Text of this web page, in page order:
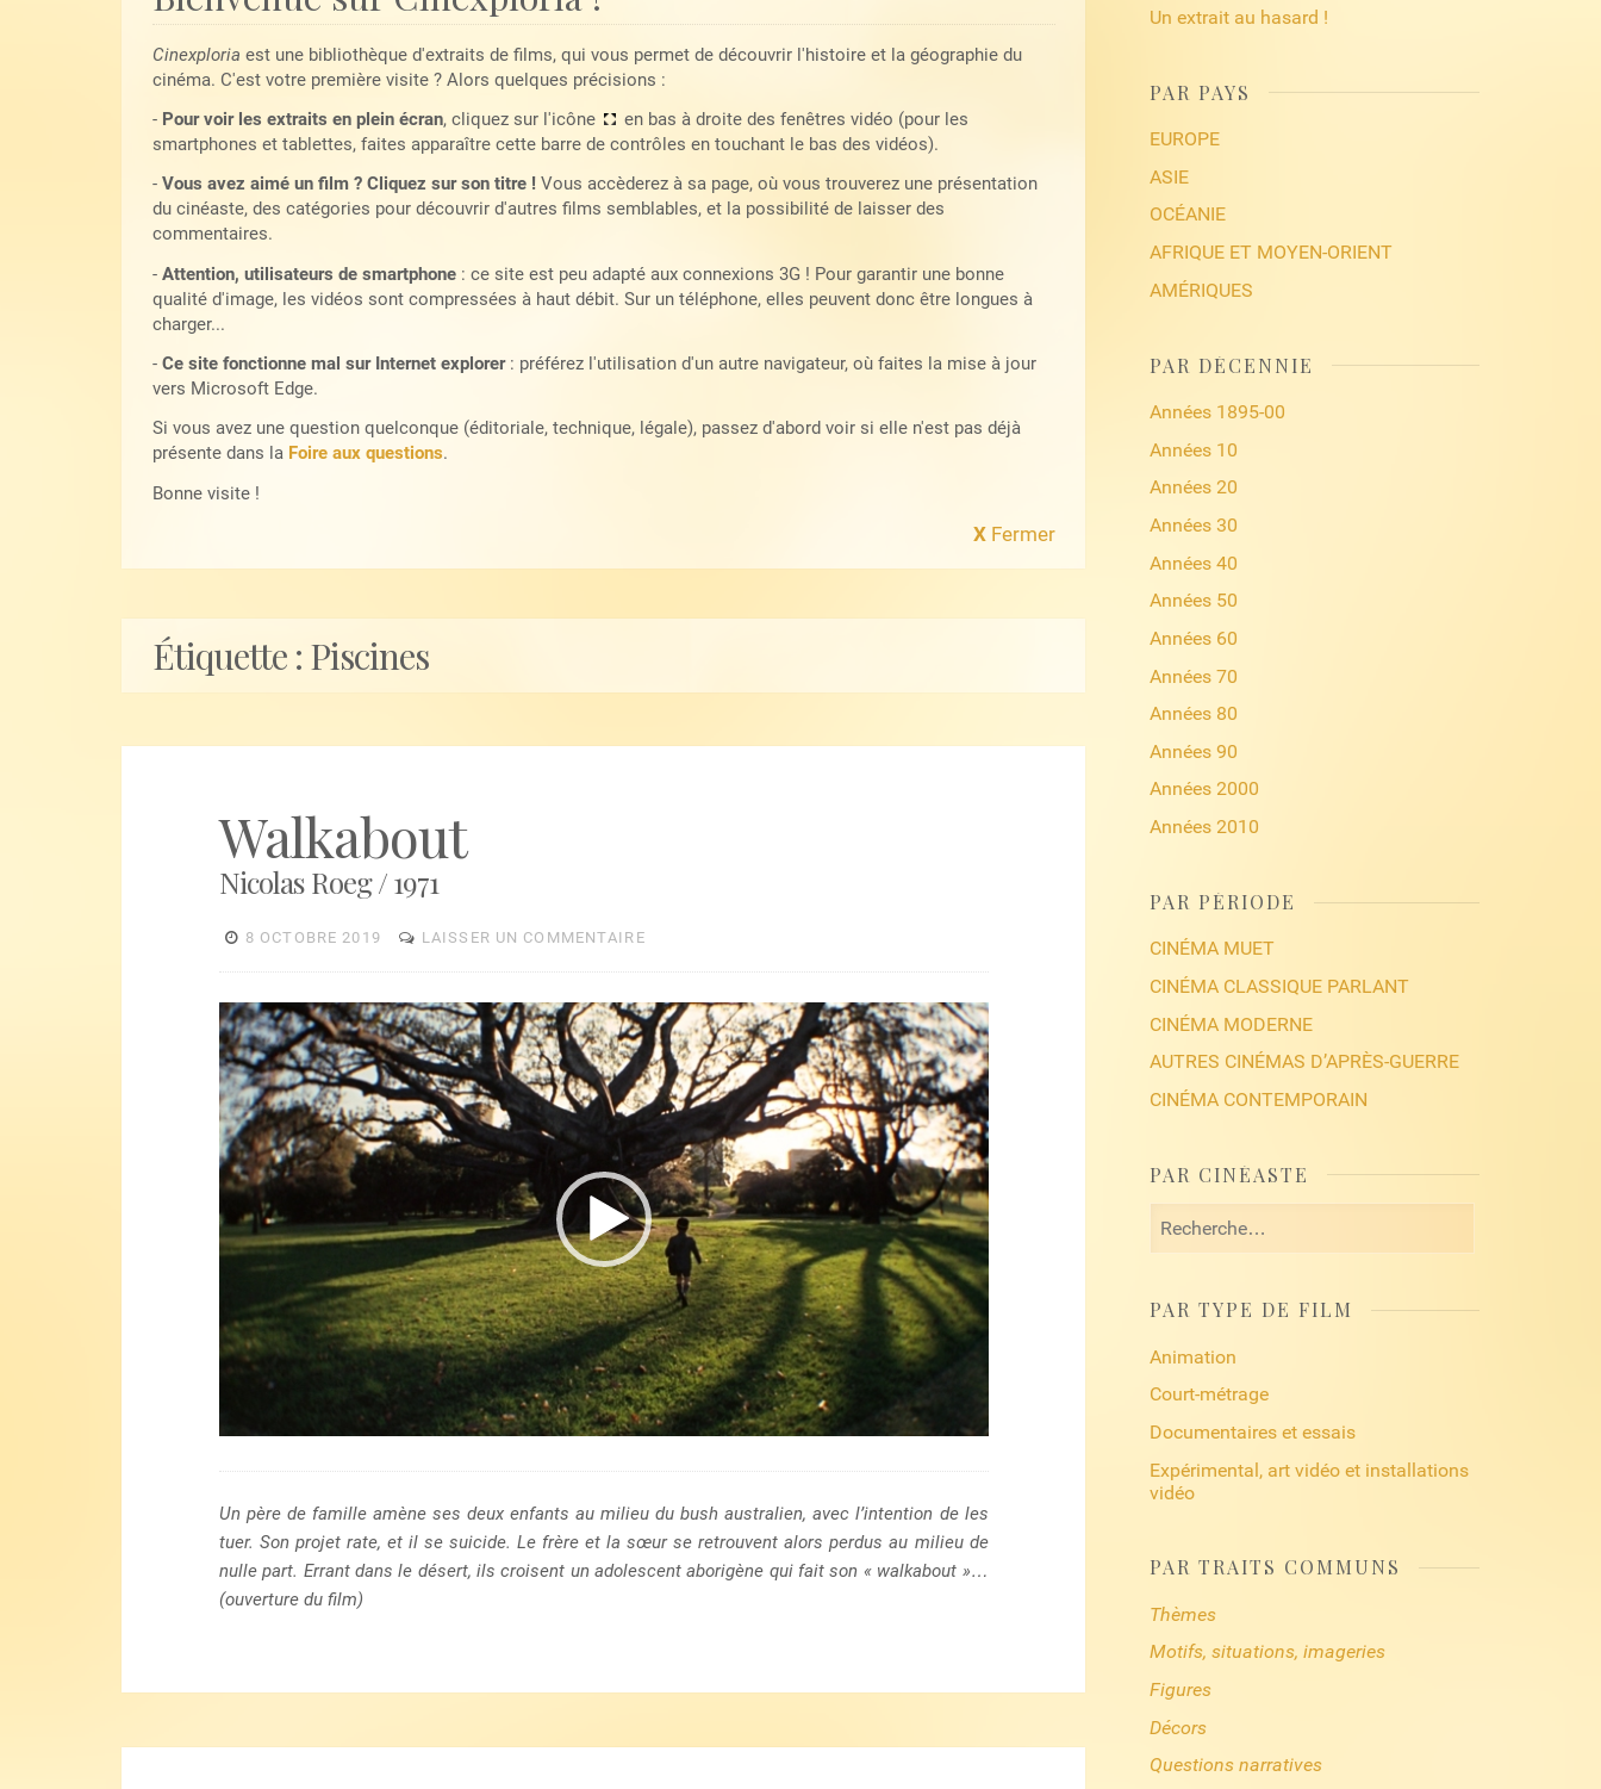
Cinexploria est une bibliothèque d'extraits de films, qui vous permet de découvrir l'histoire et la géographie du
cinéma. C'est votre première visite ? Alors quelques précisions :
- Pour voir les extraits en plein écran, cliquez sur l'icône
en bas à droite des fenêtres vidéo (pour les
smartphones et tablettes, faites apparaître cette barre de contrôles en touchant le bas des vidéos).
- Vous avez aimé un film ? Cliquez sur son titre !Vous accèderez à sa page, où vous trouverez une présentation
du cinéaste, des catégories pour découvrir d'autres films semblables, et la possibilité de laisser des
commentaires.
- Attention, utilisateurs de smartphone : ce site est peu adapté aux connexions 3G ! Pour garantir une bonne
qualité d'image, les vidéos sont compressées à haut débit. Sur un téléphone, elles peuvent donc être longues à
charger...
- Ce site fonctionne mal sur Internet explorer: préférez l'utilisation d'un autre navigateur, où faites la mise à jour
vers Microsoft Edge.
Si vous avez une question quelconque (éditoriale, technique, légale), passez d'abord voir si elle n'est pas déjà
présente dans la Foire aux questions.
Bonne visite !
XFermer
Étiquette : Piscines
Walkabout
Nicolas Roeg / 1971
8 OCTOBRE 2019 LAISSER UN COMMENTAIRE
Lecteur
vidéo
Un père de famille amène ses deux enfants au milieu du bush australien, avec l’intention de les
tuer. Son projet rate, et il se suicide. Le frère et la sœur se retrouvent alors perdus au milieu de
nulle part. Errant dans le désert, ils croisent un adolescent aborigène qui fait son « walkabout »…
(ouverture du film)
Un extrait au hasard !
PAR PAYS
EUROPE
ASIE
OCÉANIE
AFRIQUE ET MOYEN-ORIENT
AMÉRIQUES
PAR DÉCENNIE
Années 1895-00
Années 10
Années 20
Années 30
Années 40
Années 50
Années 60
Années 70
Années 80
Années 90
Années 2000
Années 2010
PAR PÉRIODE
CINÉMA MUET
CINÉMA CLASSIQUE PARLANT
CINÉMA MODERNE
AUTRES CINÉMAS D’APRÈS-GUERRE
CINÉMA CONTEMPORAIN
PAR CINÉASTE
PAR TYPE DE FILM
Animation
Court-métrage
Documentaires et essais
Expérimental, art vidéo et installations
vidéo
PAR TRAITS COMMUNS
Thèmes
Motifs, situations, imageries
Figures
Décors
Questions narratives